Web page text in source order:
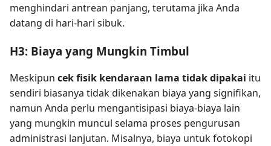
menghindari antrean panjang, terutama jika Anda
datang di hari-hari sibuk.
H3: Biaya yang Mungkin Timbul
Meskipun cek fisik kendaraan lama tidak dipakai itu
sendiri biasanya tidak dikenakan biaya yang signifikan,
namun Anda perlu mengantisipasi biaya-biaya lain
yang mungkin muncul selama proses pengurusan
administrasi lanjutan. Misalnya, biaya untuk fotokopi